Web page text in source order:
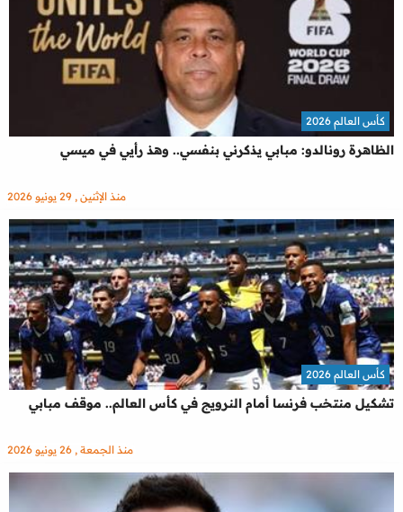
الظاهرة رونالدو: مبابي يذكرني بنفسي.. وهذ رأيي في ميسي
كأس العالم 2026
منذ الإثنين , 29 يونيو 2026
تشكيل منتخب فرنسا أمام النرويج في كأس العالم.. موقف مبابي
كأس العالم 2026
منذ الجمعة , 26 يونيو 2026